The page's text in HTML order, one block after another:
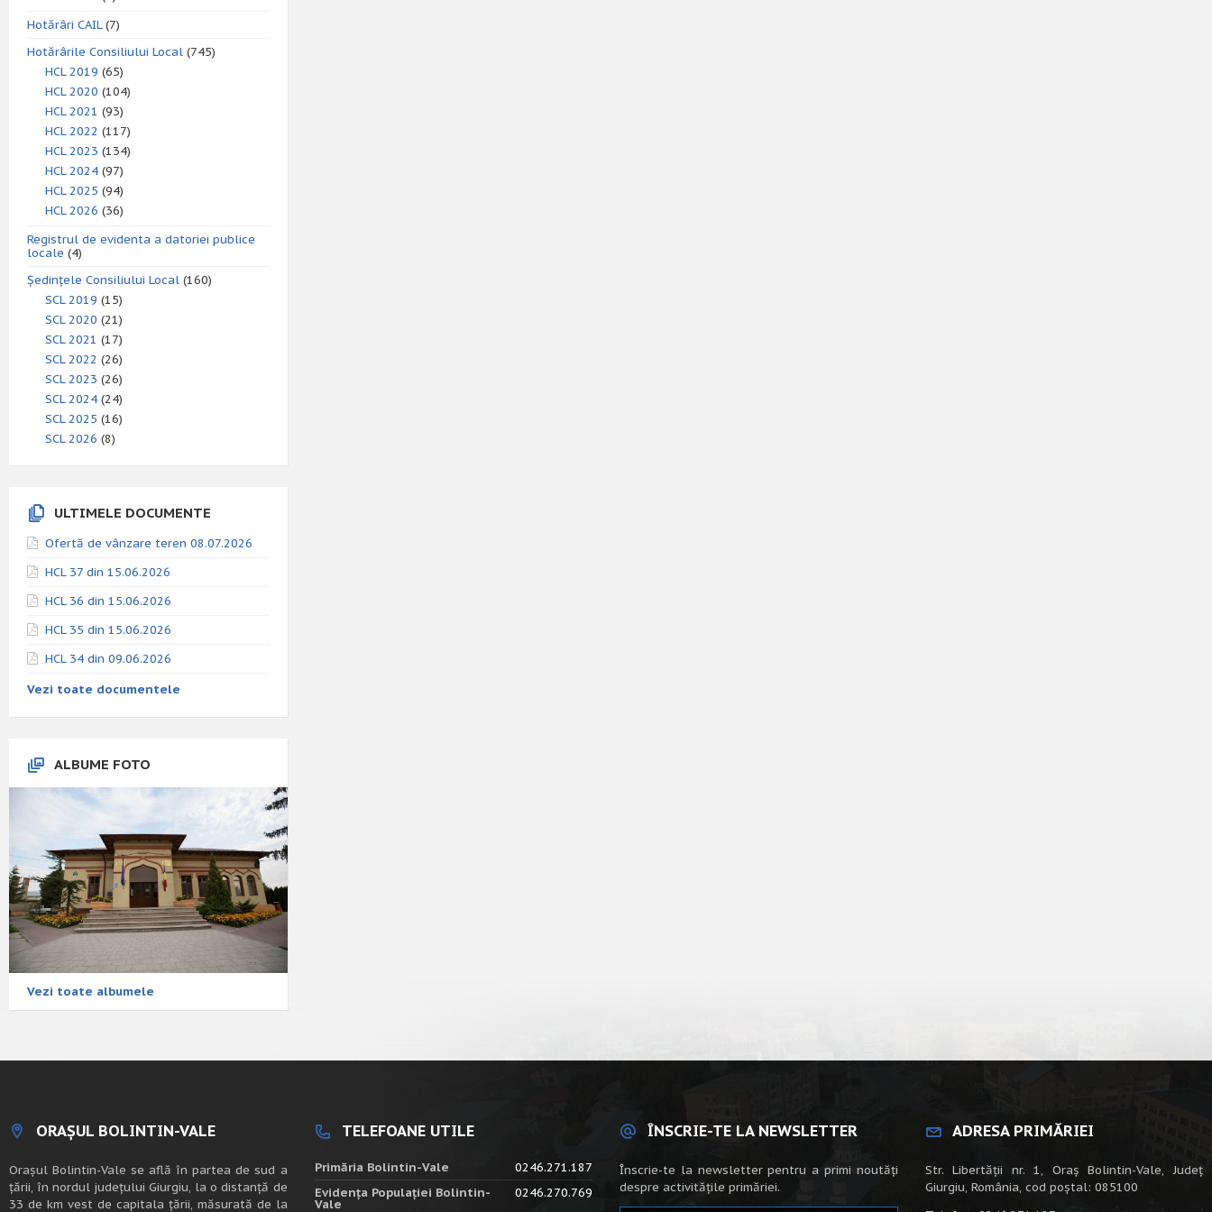
Hotărâri CAIL(7)
Hotărârile Consiliului Local (745)
HCL 2019 (65)
HCL 2020 (104)
HCL 2021 (93)
HCL 2022 (117)
HCL 2023 (134)
HCL 2024 (97)
HCL 2025 (94)
HCL 2026 (36)
Registrul de evidenta a datoriei publice
locale (4)
Ședințele Consiliului Local (160)
SCL 2019 (15)
SCL 2020 (21)
SCL 2021 (17)
SCL 2022 (26)
SCL 2023 (26)
SCL 2024 (24)
SCL 2025 (16)
SCL 2026 (8)
ULTIMELE DOCUMENTE
Ofertă de vânzare teren 08.07.2026
HCL 37 din 15.06.2026
HCL 36 din 15.06.2026
HCL 35 din 15.06.2026
HCL 34 din 09.06.2026
Vezi toate documentele
ALBUME FOTO
Vezi toate albumele
ORAȘUL BOLINTIN-VALE
Oraşul Bolintin-Vale se află în partea de sud a
ţării, în nordul judeţului Giurgiu, la o distanţă de
33 de km vest de capitala țării, măsurată de la
TELEFOANE UTILE
Primăria Bolintin-Vale
0246.271.187
Evidența Populației Bolintin-
Vale
0246.270.769
ÎNSCRIE-TE LA NEWSLETTER
Înscrie-te la newsletter pentru a primi noutăți
despre activitățile primăriei.
ADRESA PRIMĂRIEI
Str. Libertății nr. 1, Oraș Bolintin-Vale, Județ
Giurgiu, România, cod poștal: 085100